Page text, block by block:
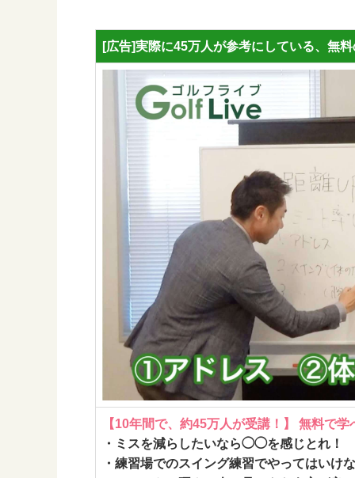
[広告]実際に45万人が参考にしている、無
【10年間で、約45万人が受講！】 無料で
・ミスを減らしたいなら◯◯を感じとれ！
・練習場でのスイング練習でやってはいけ